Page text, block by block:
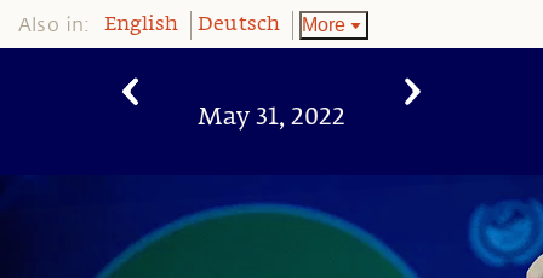
Also in: English Deutsch More
May 31, 2022